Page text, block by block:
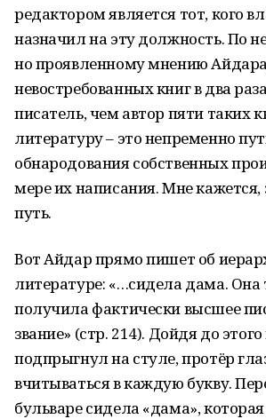
редактором является тот, кого
назначил на эту должность. По
но проявленному мнению
невостребованных книг в два
писатель, чем автор пяти таких
литературу – это непременно
обнародования собственных
мере их написания. Мне кажется,
путь.
Вот Айдар прямо пишет об
литературе: «…сидела дама. Она
получила фактически высшее
звание» (стр. 214). Дойдя до
подпрыгнул на стуле, протёр
вчитываться в каждую букву.
бульваре сидела «дама»,